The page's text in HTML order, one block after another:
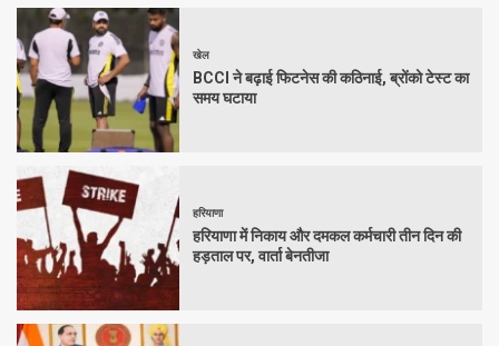
खेल
BCCI ने बढ़ाई फिटनेस की कठिनाई, ब्रोंको टेस्ट का
समय घटाया
हरियाणा
हरियाणा में निकाय और दमकल कर्मचारी तीन दिन की
हड़ताल पर, वार्ता बेनतीजा